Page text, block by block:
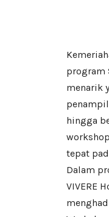
program
menarik
hingga
tepat
Dalam
VIVERE